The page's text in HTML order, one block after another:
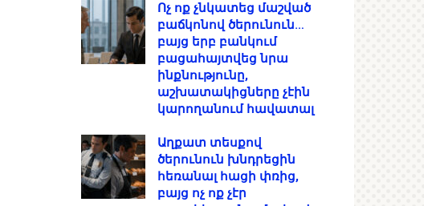
Ոչ ոք չնկատեց մաշված
բաճկոնով ծերունուն…
բայց երբ բանկում
բացահայտվեց նրա
ինքնությունը,
աշխատակիցները չէին
կարողանում հավատալ
Աղքատ տեսքով
ծերունուն խնդրեցին
հեռանալ հացի փռից,
բայց ոչ ոք չէր